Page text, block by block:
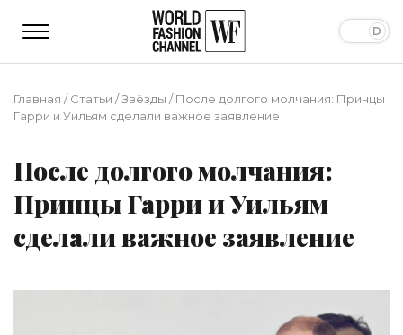
Главная /Статьи /Звёзды /После долгого молчания: Принцы
Гарри и Уильям сделали важное заявление
После долгого молчания:
Принцы Гарри и Уильям
сделали важное заявление